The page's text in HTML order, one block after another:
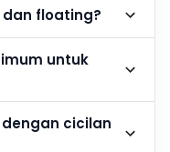
floating?
untuk
cicilan